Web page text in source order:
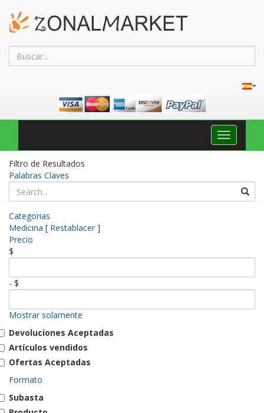
Toggle
Filtro de Resultados
Palabras Claves
Categorias
Medicina [ Restablacer ]
Precio
$
- $
Mostrar solamente
Devoluciones Aceptadas
Artículos vendidos
Ofertas Aceptadas
Formato
Subasta